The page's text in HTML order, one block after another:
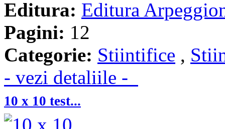
Editura: Editura
Pagini: 12
Categorie: Stiintifice ,
- vezi detaliile -
10 x 10 test...